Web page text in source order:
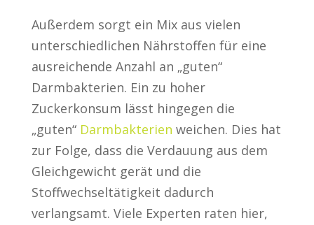
Außerdem sorgt ein Mix aus vielen
unterschiedlichen Nährstoffen für eine
ausreichende Anzahl an „guten“
Darmbakterien. Ein zu hoher
Zuckerkonsum lässt hingegen die
„guten“ Darmbakterien weichen. Dies hat
zur Folge, dass die Verdauung aus dem
Gleichgewicht gerät und die
Stoffwechseltätigkeit dadurch
verlangsamt. Viele Experten raten hier,